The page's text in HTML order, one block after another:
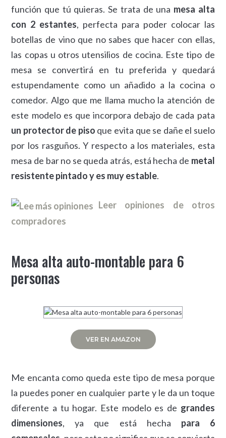
función que tú quieras. Se trata de una mesa alta
con 2 estantes, perfecta para poder colocar las
botellas de vino que no sabes que hacer con ellas,
las copas u otros utensilios de cocina. Este tipo de
mesa se convertirá en tu preferida y quedará
estupendamente como un añadido a la cocina o
comedor. Algo que me llama mucho la atención de
este modelo es que incorpora debajo de cada pata
un protector de piso que evita que se dañe el suelo
por los rasguños. Y respecto a los materiales, esta
mesa de bar no se queda atrás, está hecha de metal
resistente pintado y es muy estable.
Leer opiniones de otros
compradores
Mesa alta auto-montable para 6
personas
VER EN AMAZON
Me encanta como queda este tipo de mesa porque
la puedes poner en cualquier parte y le da un toque
diferente a tu hogar. Este modelo es de grandes
dimensiones, ya que está hecha para 6